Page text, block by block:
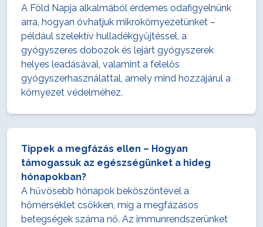
A Föld Napja alkalmából érdemes odafigyelnünk
arra, hogyan óvhatjuk mikrokörnyezetünket –
például szelektív hulladékgyűjtéssel, a
gyógyszeres dobozok és lejárt gyógyszerek
helyes leadásával, valamint a felelős
gyógyszerhasználattal, amely mind hozzájárul a
környezet védelméhez.
Tippek a megfázás ellen – Hogyan
támogassuk az egészségünket a hideg
hónapokban?
A hűvösebb hónapok beköszöntével a
hőmérséklet csökken, míg a megfázásos
betegségek száma nő. Az immunrendszerünket